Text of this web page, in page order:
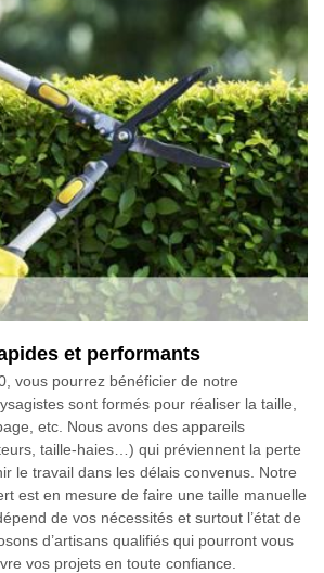
et performants
vous pourrez bénéficier de notre
sont formés pour réaliser la taille,
etc. Nous avons des appareils
taille-haies…) qui préviennent la perte
le travail dans les délais convenus. Notre
est en mesure de faire une taille manuelle
de vos nécessités et surtout l’état de
d’artisans qualifiés qui pourront vous
vos projets en toute confiance.